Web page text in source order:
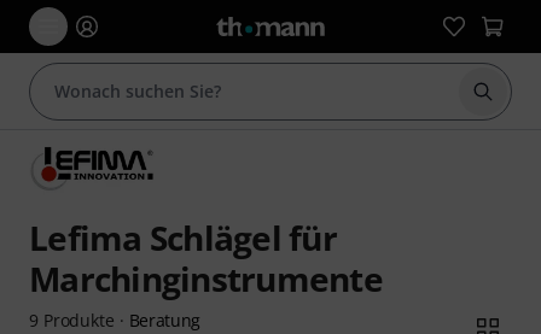
Suche
Lefima Schlägel für
Marchinginstrumente
9 Produkte · Beratung